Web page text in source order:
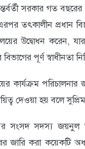
সরকার গত
তৎকালীন প্রধান
উদ্বোধন করেন, যার
পূর্ণ স্বাধীনতা
কার্যক্রম
দেওয়া হয় বলে
সংসদ সদস্য জয়নুল
জারি করা কয়েকটি